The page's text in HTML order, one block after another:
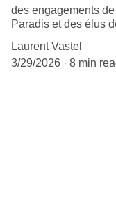
des engagements
Paradis et des élus
Laurent Vastel
3/29/2026
8 min